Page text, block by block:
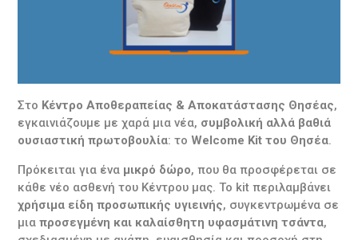
Στο Κέντρο Αποθεραπείας & Αποκατάστασης Θησέας,
εγκαινιάζουμε με χαρά μια νέα, συμβολική αλλά βαθιά
ουσιαστική πρωτοβουλία: τοWelcome Kit του Θησέα.
Πρόκειται για ένα μικρό δώρο, που θα προσφέρεται σε
κάθε νέο ασθενή του Κέντρου μας. Το kit περιλαμβάνει
χρήσιμα είδη προσωπικής υγιεινής, συγκεντρωμένα σε
μιαπροσεγμένη και καλαίσθητη υφασμάτινη τσάντα,